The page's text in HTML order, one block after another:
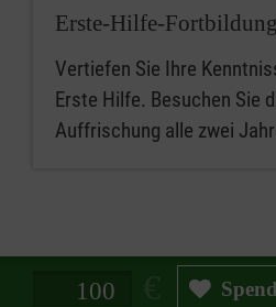
Erste-Hilfe-Fortbildung
Vertiefen Sie Ihre
Erste Hilfe. Besuchen Sie
Auffrischung alle zwei
Spendenbetrag in Euro